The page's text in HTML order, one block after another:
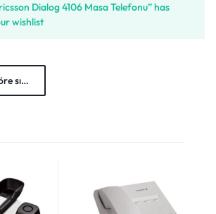
Dialog 4106 Masa Telefonu” has
wishlist
sırala: Düşükten yükseğe